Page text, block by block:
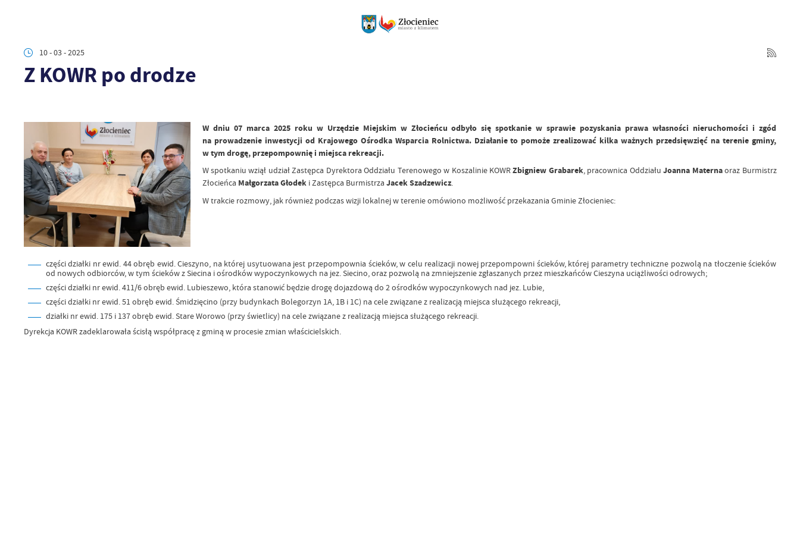
10 - 03 - 2025
Z KOWR po drodze
W dniu 07 marca 2025 roku w Urzędzie Miejskim w Złocieńcu odbyło się spotkanie w sprawie pozyskania prawa własności nieruchomości i zgód
na prowadzenie inwestycji od Krajowego Ośrodka Wsparcia Rolnictwa. Działanie to pomoże zrealizować kilka ważnych przedsięwzięć na terenie gminy,
w tym drogę, przepompownię i miejsca rekreacji.
W spotkaniu wziął udział Zastępca Dyrektora Oddziału Terenowego w Koszalinie KOWRZbigniew Grabarek, pracownica OddziałuJoanna Maternaoraz Burmistrz
Złocieńca Małgorzata Głodeki Zastępca Burmistrza Jacek Szadzewicz.
W trakcie rozmowy, jak również podczas wizji lokalnej w terenie omówiono możliwość przekazania Gminie Złocieniec:
części działki nr ewid. 44 obręb ewid. Cieszyno, na której usytuowana jest przepompownia ścieków, w celu realizacji nowej przepompowni ścieków, której parametry techniczne pozwolą na tłoczenie ścieków
od nowych odbiorców, w tym ścieków z Siecina i ośrodków wypoczynkowych na jez. Siecino, oraz pozwolą na zmniejszenie zgłaszanych przez mieszkańców Cieszyna uciążliwości odrowych;
części działki nr ewid. 411/6 obręb ewid. Lubieszewo, która stanowić będzie drogę dojazdową do 2 ośrodków wypoczynkowych nad jez. Lubie,
części działki nr ewid. 51 obręb ewid. Śmidzięcino (przy budynkach Bolegorzyn 1A, 1B i 1C) na cele związane z realizacją miejsca służącego rekreacji,
działki nr ewid. 175 i 137 obręb ewid. Stare Worowo (przy świetlicy) na cele związane z realizacją miejsca służącego rekreacji.
Dyrekcja KOWR zadeklarowała ścisłą współpracę z gminą w procesie zmian właścicielskich.